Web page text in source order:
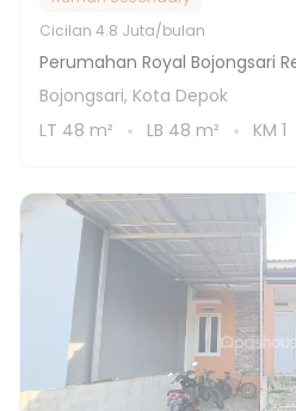
Cicilan 4.8 Juta/bulan
Perumahan Royal Bojongsari
Bojongsari, Kota Depok
LT 48 m² LB 48 m² KM 1